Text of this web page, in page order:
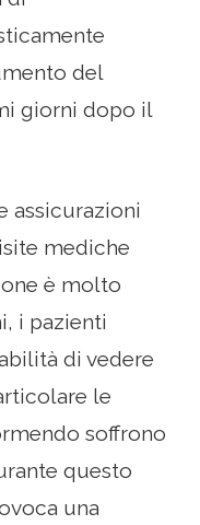
del
giorni dopo il
assicurazioni
mediche
è molto
i pazienti
di vedere
le
soffrono
questo
una